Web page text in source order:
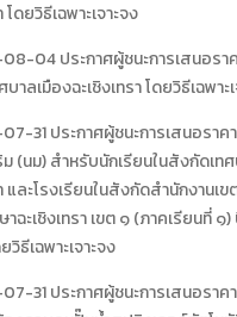
โดยวิธีเฉพาะเจาะจง
04 ประกาศผู้ชนะการเสนอรา
บาลเมืองฉะเชิงเทรา โดยวิธีเฉพาะ
31 ประกาศผู้ชนะการเสนอราค
ม (นม) สำหรับนักเรียนในสังกัดเท
และโรงเรียนในสังกัดสำนักงานเ
ฉะเชิงเทรา เขต ๑ (ภาคเรียนที่ ๑
ธีเฉพาะเจาะจง
31 ประกาศผู้ชนะการเสนอราค